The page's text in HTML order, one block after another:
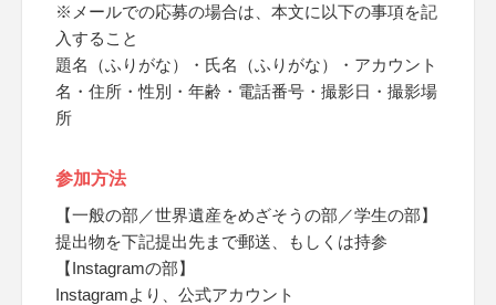
※メールでの応募の場合は、本文に以下の事項を記
入すること
題名（ふりがな）・氏名（ふりがな）・アカウント
名・住所・性別・年齢・電話番号・撮影日・撮影場
所
参加方法
【一般の部／世界遺産をめざそうの部／学生の部】
提出物を下記提出先まで郵送、もしくは持参
【Instagramの部】
Instagramより、公式アカウント